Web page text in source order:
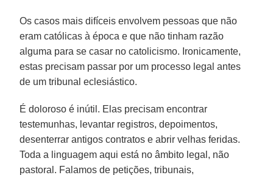
Os casos mais difíceis envolvem pessoas que não
eram católicas à época e que não tinham razão
alguma para se casar no catolicismo. Ironicamente,
estas precisam passar por um processo legal antes
de um tribunal eclesiástico.
É doloroso é inútil. Elas precisam encontrar
testemunhas, levantar registros, depoimentos,
desenterrar antigos contratos e abrir velhas feridas.
Toda a linguagem aqui está no âmbito legal, não
pastoral. Falamos de petições, tribunais,